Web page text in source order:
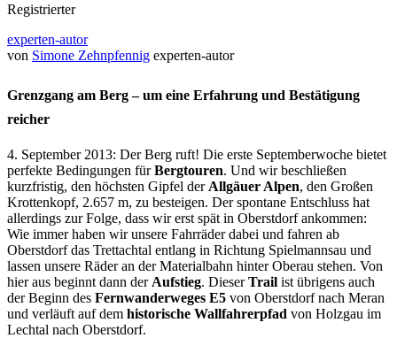
Registrierter
experten-autor
von Simone Zehnpfennig experten-autor
Grenzgang am Berg – um eine Erfahrung und Bestätigung
reicher
4. September 2013: Der Berg ruft! Die erste Septemberwoche bietet
perfekte Bedingungen fürBergtouren. Und wir beschließen
kurzfristig, den höchsten Gipfel der Allgäuer Alpen, den Großen
Krottenkopf, 2.657 m, zu besteigen. Der spontane Entschluss hat
allerdings zur Folge, dass wir erst spät in Oberstdorf ankommen:
Wie immer haben wir unsere Fahrräder dabei und fahren ab
Oberstdorf das Trettachtal entlang in Richtung Spielmannsau und
lassen unsere Räder an der Materialbahn hinter Oberau stehen. Von
hier aus beginnt dann der Aufstieg. DieserTrail ist übrigens auch
der Beginn des Fernwanderweges E5 von Oberstdorf nach Meran
und verläuft auf dem historische Wallfahrerpfad von Holzgau im
Lechtal nach Oberstdorf.